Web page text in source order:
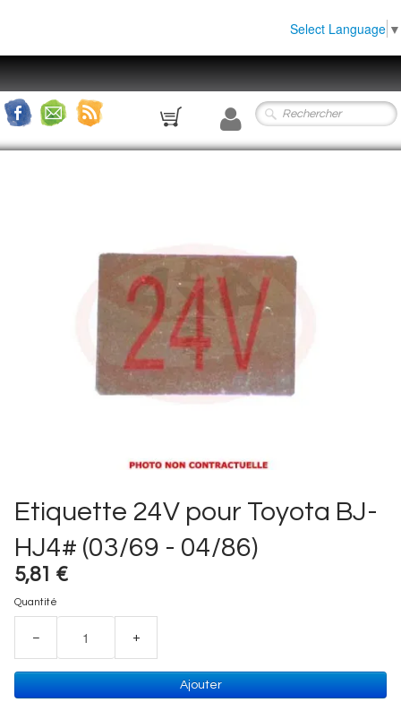
Select Language ▼
Etiquette 24V pour Toyota BJ-
HJ4# (03/69 - 04/86)
5,81 €
Quantité
− +
Ajouter